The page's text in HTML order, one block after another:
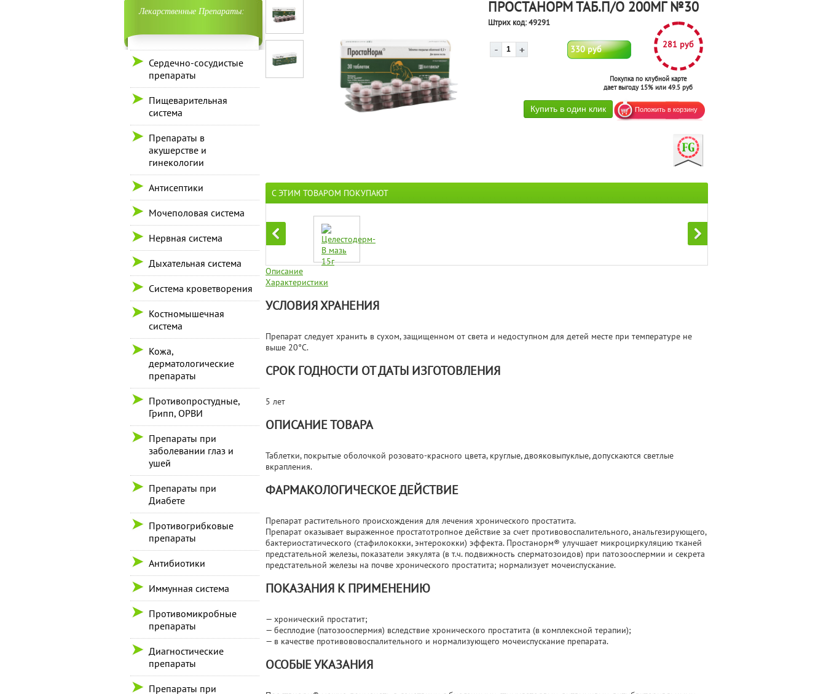
Лекарственные Препараты:
Сердечно-сосудистые
препараты
Пищеварительная
система
Препараты в
акушерстве и
гинекологии
Антисептики
Мочеполовая система
Нервная система
Дыхательная система
Система кроветворения
Костномышечная
система
Кожа,
дерматологические
препараты
Противопростудные,
Грипп, ОРВИ
Препараты при
заболевании глаз и
ушей
Препараты при
Диабете
Противогрибковые
препараты
Антибиотики
Иммунная система
Противомикробные
препараты
Диагностические
препараты
Препараты при
ПРОСТАНОРМ ТАБ.П/О 200МГ №30
Штрих код:49291
330 руб 281 руб
Покупка по клубной карте
дает выгоду 15% или 49.5 руб
С ЭТИМ ТОВАРОМ ПОКУПАЮТ
Описание
Характеристики
УСЛОВИЯ ХРАНЕНИЯ
Препарат следует хранить в сухом, защищенном от света и недоступном для детей месте при температуре не
выше 20°C.
СРОК ГОДНОСТИ ОТ ДАТЫ ИЗГОТОВЛЕНИЯ
5 лет
ОПИСАНИЕ ТОВАРА
Таблетки, покрытые оболочкой розовато-красного цвета, круглые, двояковыпуклые, допускаются светлые
вкрапления.
ФАРМАКОЛОГИЧЕСКОЕ ДЕЙСТВИЕ
Препарат растительного происхождения для лечения хронического простатита.
Препарат оказывает выраженное простатотропное действие за счет противовоспалительного, анальгезирующего,
бактериостатического (стафилококки, энтерококки) эффекта. Простанорм® улучшает микроциркуляцию тканей
предстательной железы, показатели эякулята (в т.ч. подвижность сперматозоидов) при патозооспермии и секрета
предстательной железы на почве хронического простатита; нормализует мочеиспускание.
ПОКАЗАНИЯ К ПРИМЕНЕНИЮ
— хронический простатит;
— бесплодие (патозооспермия) вследствие хронического простатита (в комплексной терапии);
— в качестве противововоспалительного и нормализующего мочеиспускание препарата.
ОСОБЫЕ УКАЗАНИЯ